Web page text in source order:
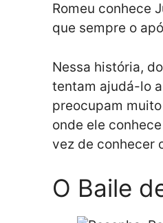
Romeu conhece
que sempre o
Nessa história,
tentam ajudá-lo
preocupam
onde ele
vez de conhecer
O Baile